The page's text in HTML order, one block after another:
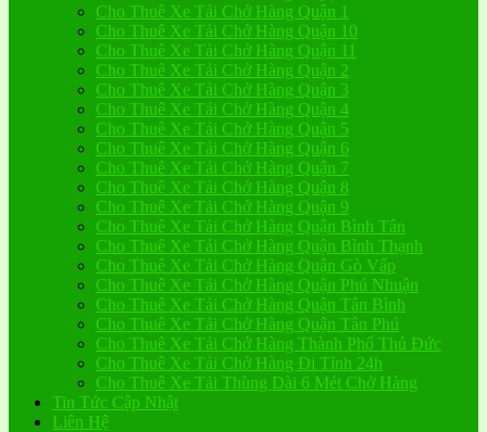
Cho Thuê Xe Tải Chở Hàng Quận 1
Cho Thuê Xe Tải Chở Hàng Quận 10
Cho Thuê Xe Tải Chở Hàng Quận 11
Cho Thuê Xe Tải Chở Hàng Quận 2
Cho Thuê Xe Tải Chở Hàng Quận 3
Cho Thuê Xe Tải Chở Hàng Quận 4
Cho Thuê Xe Tải Chở Hàng Quận 5
Cho Thuê Xe Tải Chở Hàng Quận 6
Cho Thuê Xe Tải Chở Hàng Quận 7
Cho Thuê Xe Tải Chở Hàng Quận 8
Cho Thuê Xe Tải Chở Hàng Quận 9
Cho Thuê Xe Tải Chở Hàng Quận Bình Tân
Cho Thuê Xe Tải Chở Hàng Quận Bình Thạnh
Cho Thuê Xe Tải Chở Hàng Quận Gò Vấp
Cho Thuê Xe Tải Chở Hàng Quận Phú Nhuận
Cho Thuê Xe Tải Chở Hàng Quận Tân Bình
Cho Thuê Xe Tải Chở Hàng Quận Tân Phú
Cho Thuê Xe Tải Chở Hàng Thành Phố Thủ Đức
Cho Thuê Xe Tải Chở Hàng Đi Tỉnh 24h
Cho Thuê Xe Tải Thùng Dài 6 Mét Chở Hàng
Tin Tức Cập Nhật
Liên Hệ